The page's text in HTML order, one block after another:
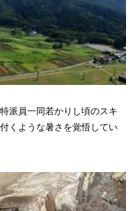
派員一同若かりし頃のスキ
くような暑さを覚悟してい